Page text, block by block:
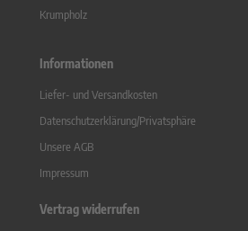
Krumpholz
Informationen
Liefer- und Versandkosten
Datenschutzerklärung/Privatsphäre
Unsere AGB
Impressum
Vertrag widerrufen